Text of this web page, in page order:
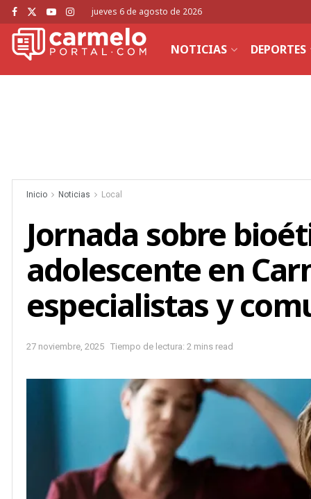
jueves 6 de agosto de 2026
NOTICIAS DEPORTES
Inicio Noticias Local
Jornada sobre
adolescente en
especialistas y
27 noviembre, 2025 Tiempo de lectura: 2 mins read